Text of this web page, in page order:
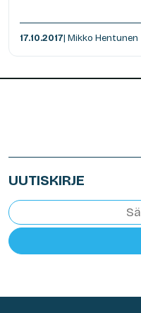
17.10.2017| Mikko Hentunen
UUTISKIRJE